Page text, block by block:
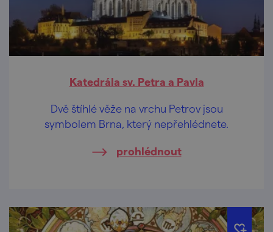
Katedrála sv. Petra a Pavla
Dvě štíhlé věže na vrchu Petrov jsou
symbolem Brna, který nepřehlédnete.
prohlédnout